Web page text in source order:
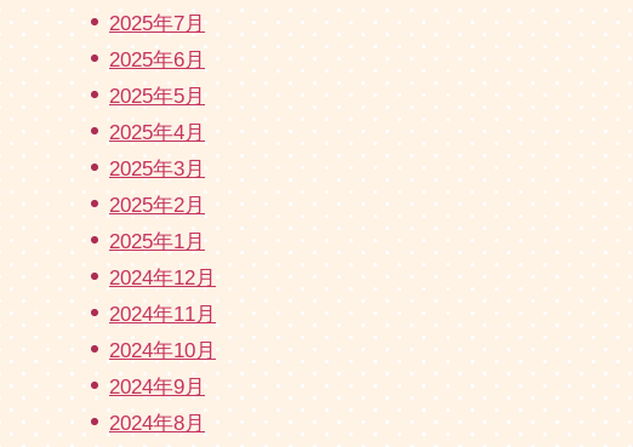
2025年7月
2025年6月
2025年5月
2025年4月
2025年3月
2025年2月
2025年1月
2024年12月
2024年11月
2024年10月
2024年9月
2024年8月